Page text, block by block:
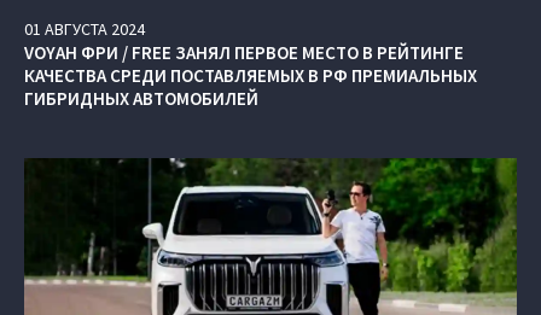
01 АВГУСТА 2024
VOYAH ФРИ / FREE ЗАНЯЛ ПЕРВОЕ МЕСТО В РЕЙТИНГЕ
КАЧЕСТВА СРЕДИ ПОСТАВЛЯЕМЫХ В РФ ПРЕМИАЛЬНЫХ
ГИБРИДНЫХ АВТОМОБИЛЕЙ